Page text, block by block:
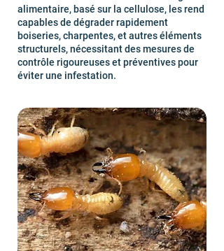
alimentaire, basé sur la cellulose, les rend
capables de dégrader rapidement
boiseries, charpentes, et autres éléments
structurels, nécessitant des mesures de
contrôle rigoureuses et préventives pour
éviter une infestation.